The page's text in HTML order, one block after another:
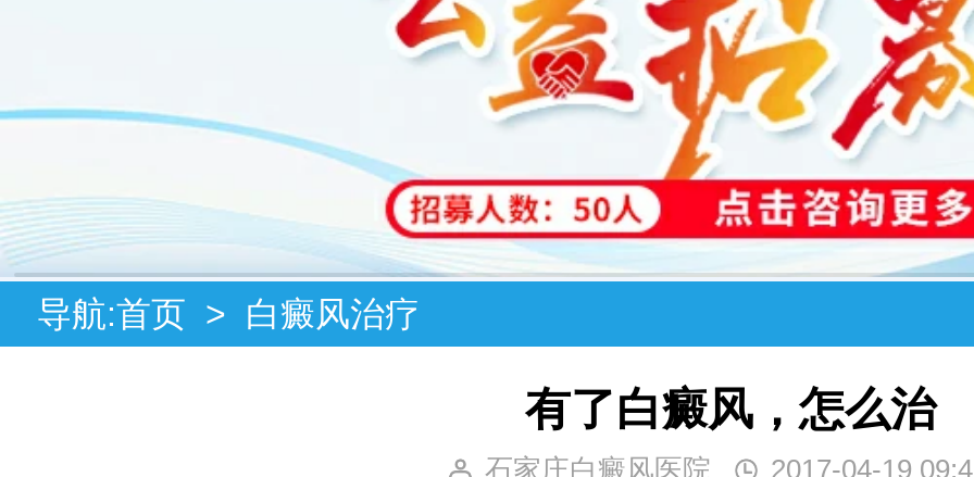
导航:首页 > 白癜风治疗
有了白癜风，怎么治
石家庄白癜风医院 2017-04-19